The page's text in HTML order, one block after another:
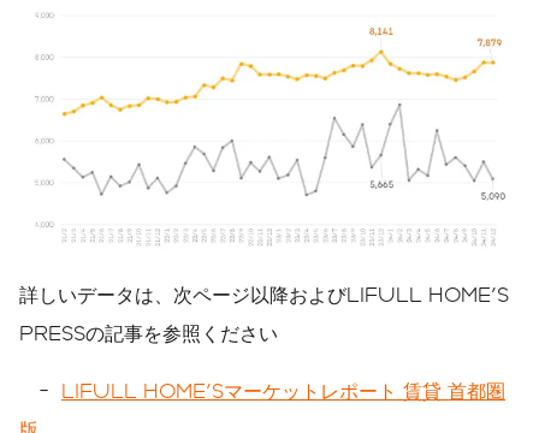
詳しいデータは、次ページ以降およびLIFULL HOME'S
PRESSの記事を参照ください
- LIFULL HOME'Sマーケットレポート 賃貸 首都圏